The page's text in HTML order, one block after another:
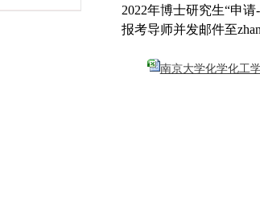
2022年博士研究生“申请-
报考导师并发邮件至
南京大学化学化工